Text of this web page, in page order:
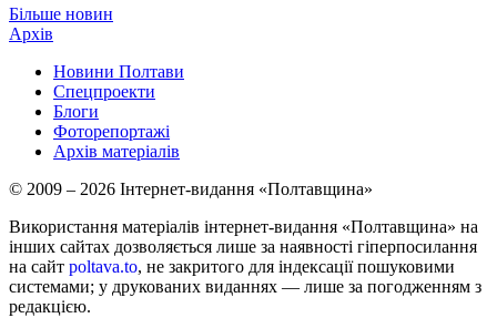
Більше новин
Архів
Новини Полтави
Спецпроекти
Блоги
Фоторепортажі
Архів матеріалів
© 2009 – 2026 Інтернет-видання «Полтавщина»
Використання матеріалів інтернет-видання «Полтавщина» на
інших сайтах дозволяється лише за наявності гіперпосилання
на сайт poltava.to, не закритого для індексації пошуковими
системами; у друкованих виданнях — лише за погодженням з
редакцією.